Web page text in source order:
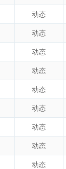
动态
动态
动态
动态
动态
动态
动态
动态
动态